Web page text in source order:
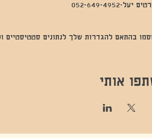
יעל-052-649-4952
בהתאם להגדרות שלך לנתונים סטטיסטיים
אותי